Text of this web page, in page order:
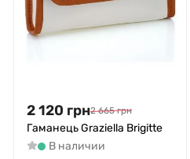
2 120 грн2 665 грн
Гаманець Graziella Brigitte
В наличии